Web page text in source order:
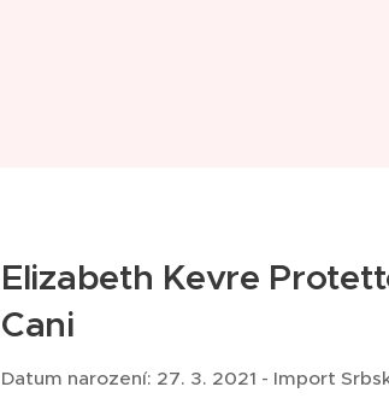
Elizabeth Kevre
Cani
Datum narození: 27. 3. 2021 - Import